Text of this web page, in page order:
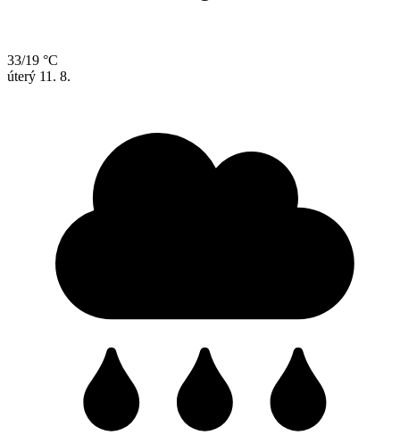
33/19 °C
úterý 11. 8.